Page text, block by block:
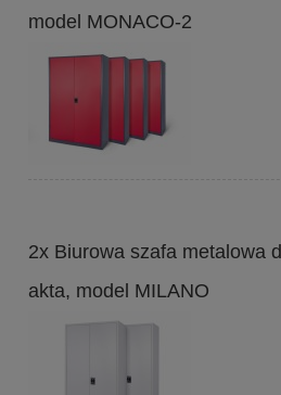
model MONACO-2
2x Biurowa szafa metalowa
akta, model MILANO